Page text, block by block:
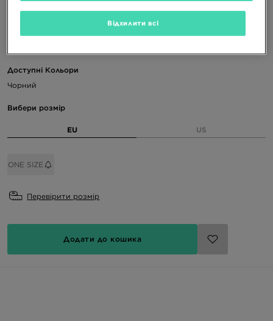
1199 ГРН
Доступні Кольори
Чорний
Вибери розмір
EU US
ONE SIZE
Перевірити розмір
Додати до кошика
Відхилити всі